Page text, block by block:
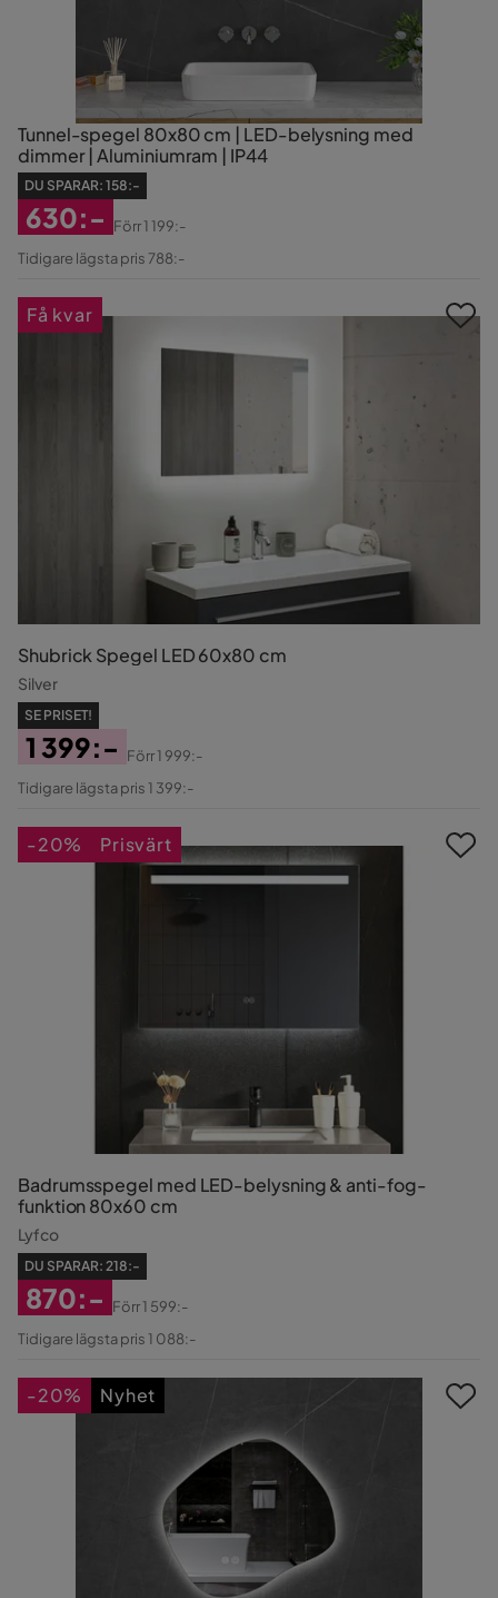
Tunnel-spegel 80x80 cm | LED-belysning med
dimmer | Aluminiumram | IP44
DU SPARAR: 158:-
Rabatterat
630:-
Original
Förr1 199:-
Tidigare lägsta pris 788:-
Shubrick Spegel LED 60x80 cm
Silver
SE PRISET!
Pris
1 399:-
Original
Förr1 999:-
Tidigare lägsta pris 1 399:-
Få kvar
Badrumsspegel med LED-belysning & anti-fog-
funktion 80x60 cm
Lyfco
DU SPARAR: 218:-
Rabatterat
870:-
Original
Förr1 599:-
Tidigare lägsta pris 1 088:-
-20% Prisvärt
-20% Nyhet